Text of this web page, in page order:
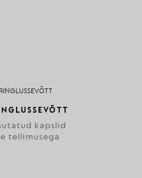
kapslid
tellimusega